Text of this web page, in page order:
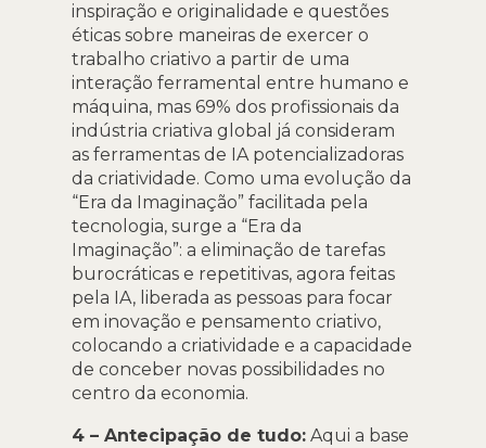
inspiração e originalidade e questões
éticas sobre maneiras de exercer o
trabalho criativo a partir de uma
interação ferramental entre humano e
máquina, mas 69% dos profissionais da
indústria criativa global já consideram
as ferramentas de IA potencializadoras
da criatividade. Como uma evolução da
“Era da Imaginação” facilitada pela
tecnologia, surge a “Era da
Imaginação”: a eliminação de tarefas
burocráticas e repetitivas, agora feitas
pela IA, liberada as pessoas para focar
em inovação e pensamento criativo,
colocando a criatividade e a capacidade
de conceber novas possibilidades no
centro da economia.
4 – Antecipação de tudo: Aqui a base